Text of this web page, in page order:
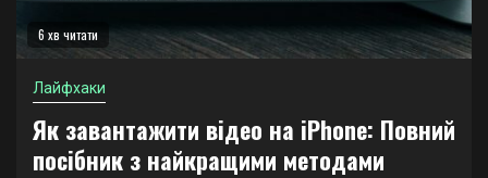
6 хв читати
Лайфхаки
Як завантажити відео на iPhone: Повний
посібник з найкращими методами